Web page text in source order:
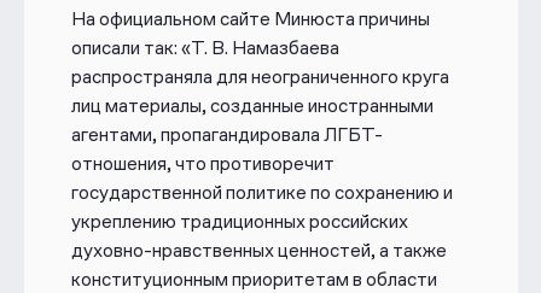
На официальном сайте Минюста причины
описали так: «Т. В. Намазбаева
распространяла для неограниченного круга
лиц материалы, созданные иностранными
агентами, пропагандировала ЛГБТ-
отношения, что противоречит
государственной политике по сохранению и
укреплению традиционных российских
духовно-нравственных ценностей, а также
конституционным приоритетам в области